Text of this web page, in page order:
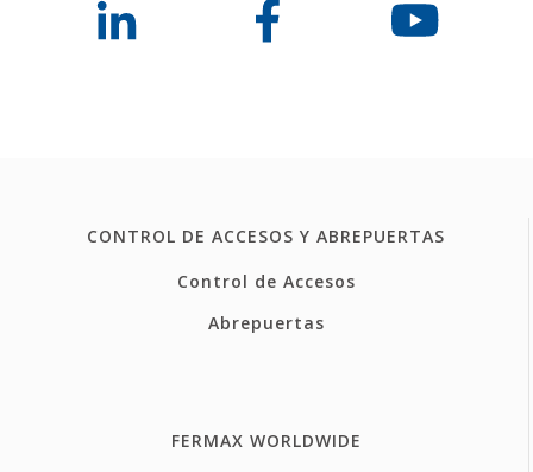
CONTROL DE ACCESOS Y ABREPUERTAS
Control de Accesos
Abrepuertas
FERMAX WORLDWIDE